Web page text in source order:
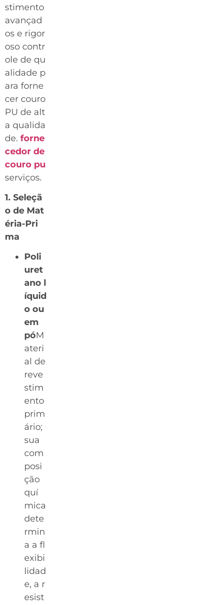
stimento
avançad
os e rigor
oso contr
ole de qu
alidade p
ara forne
cer couro
PU de alt
a qualida
de. forne
cedor de
couro pu
serviços.
1. Seleçã
o de Mat
éria-Pri
ma
Poli
uret
ano l
íquid
o ou
em
póM
ateri
al de
reve
stim
ento
prim
ário;
sua
com
posi
ção
quí
mica
dete
rmin
a a fl
exibi
lidad
e, a r
esist